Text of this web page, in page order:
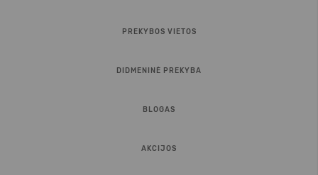
PREKYBOS VIETOS
DIDMENINĖ PREKYBA
BLOGAS
AKCIJOS